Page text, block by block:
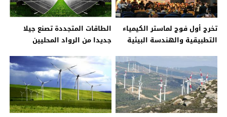
تخرج أول فوج لماستر الكيمياء
التطبيقية والهندسة البيئية
لمواجهة تحديات البيئة والمناخ
الطاقات المتجددة تصنع جيلا
جديدا من الرواد المحليين